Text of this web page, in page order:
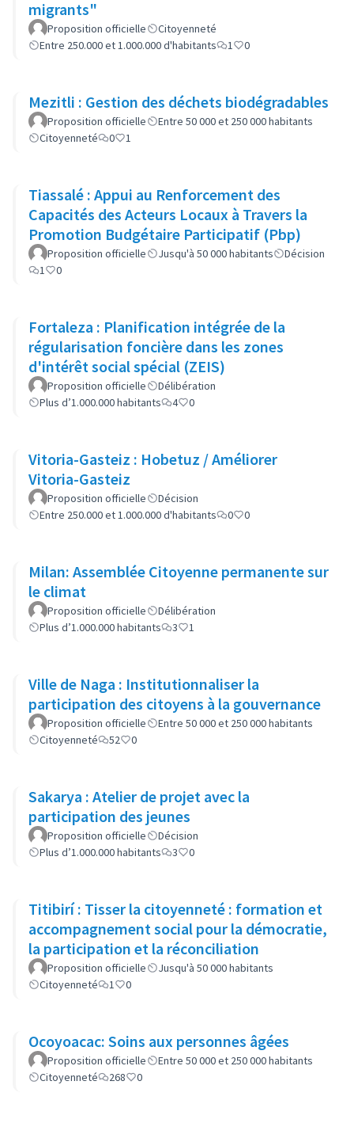
migrants"
Proposition officielle
Citoyenneté
Entre 250.000 et 1.000.000 d'habitants
1 0
Mezitli : Gestion des déchets biodégradables
Proposition officielle
Entre 50 000 et 250 000 habitants
Citoyenneté
0 1
Tiassalé : Appui au Renforcement des
Capacités des Acteurs Locaux à Travers la
Promotion Budgétaire Participatif (Pbp)
Proposition officielle Jusqu'à 50 000 habitants
Décision
1
0
Fortaleza : Planification intégrée de la
régularisation foncière dans les zones
d'intérêt social spécial (ZEIS)
Proposition officielle
Délibération
Plus d’1.000.000 habitants
4 0
Vitoria-Gasteiz : Hobetuz / Améliorer
Vitoria-Gasteiz
Proposition officielle
Décision
Entre 250.000 et 1.000.000 d'habitants
0 0
Milan: Assemblée Citoyenne permanente sur
le climat
Proposition officielle
Délibération
Plus d’1.000.000 habitants
3 1
Ville de Naga : Institutionnaliser la
participation des citoyens à la gouvernance
Proposition officielle
Entre 50 000 et 250 000 habitants
Citoyenneté
52 0
Sakarya : Atelier de projet avec la
participation des jeunes
Proposition officielle
Décision
Plus d’1.000.000 habitants
3 0
Titibirí : Tisser la citoyenneté : formation et
accompagnement social pour la démocratie,
la participation et la réconciliation
Proposition officielle
Jusqu'à 50 000 habitants
Citoyenneté
1 0
Ocoyoacac: Soins aux personnes âgées
Proposition officielle
Entre 50 000 et 250 000 habitants
Citoyenneté
268 0